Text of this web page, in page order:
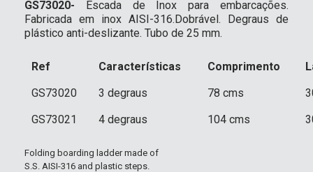
GS73020- Escada de Inox para embarcações.
Fabricada em inox AISI-316.Dobrável. Degraus de
plástico anti-deslizante. Tubo de 25 mm.
Ref Características Comprimento
GS73020
3 degraus 78 cms
GS73021
4 degraus 104 cms
Folding boarding ladder made of
S.S. AISI-316 and plastic steps.